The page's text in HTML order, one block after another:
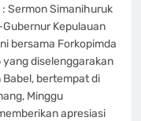
Sermon Simanihuruk
Gubernur Kepulauan
bersama Forkopimda
diselenggarakan
Babel, bertempat di
Minggu
apresiasi